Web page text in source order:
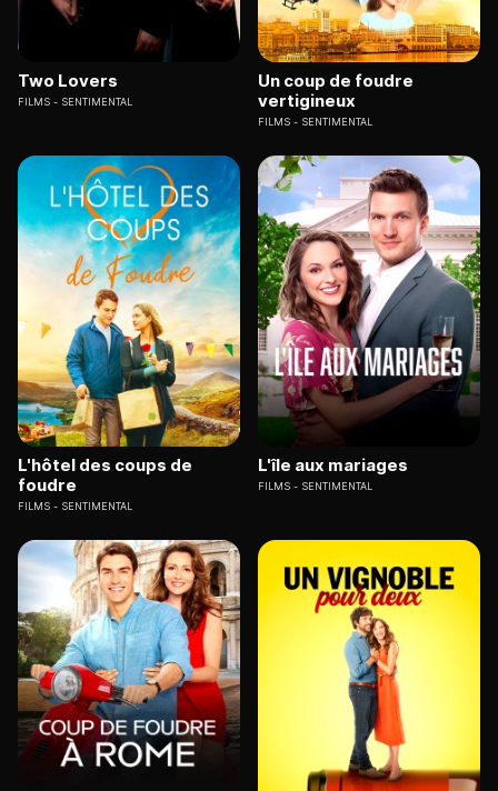
Two Lovers
FILMS SENTIMENTAL
Un coup de foudre
vertigineux
FILMS SENTIMENTAL
L'hôtel des coups de
foudre
FILMS SENTIMENTAL
L'île aux mariages
FILMS SENTIMENTAL